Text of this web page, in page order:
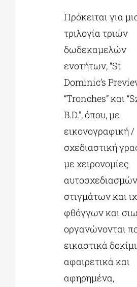
Πρόκειται για
τριλογία τριών
δωδεκαμελών
ενοτήτων, “St
Dominic’s
“Tronches” και
B.D.”, όπου, με
εικονογραφική /
σχεδιαστική
με χειρονομίες
στιγμάτων και
φθόγγων και
οργανώνονται
εικαστικά
αφαιρετικά και
αφηρημένα,